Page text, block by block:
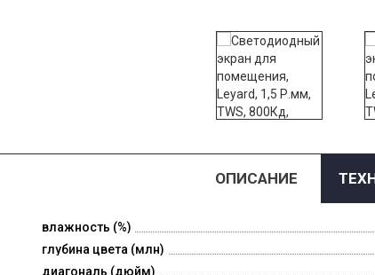
ОПИСАНИЕ
влажность (%)
глубина цвета (млн)
диагональ (дюйм)